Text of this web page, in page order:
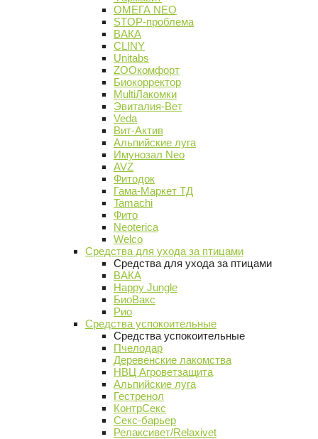
ОМЕГА NEO
STOP-проблема
ВАКА
CLINY
Unitabs
ZOOкомфорт
Биокорректор
MultiЛакомки
Эвиталия-Вет
Veda
Вит-Актив
Альпийские луга
Имунозал Neo
AVZ
Фитодок
Гама-Маркет ТД
Tamachi
Фито
Neoterica
Welco
Средства для ухода за птицами
Средства для ухода за птицами
ВАКА
Happy Jungle
БиоВакс
Рио
Средства успокоительные
Средства успокоительные
Пчелодар
Деревенские лакомства
НВЦ Агроветзащита
Альпийские луга
Гестренол
КонтрСекс
Секс-барьер
Релаксивет/Relaxivet